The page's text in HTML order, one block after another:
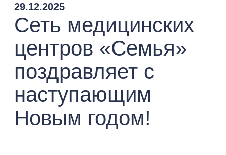
29.12.2025
Сеть медицинских
центров «Семья»
поздравляет с
наступающим
Новым годом!